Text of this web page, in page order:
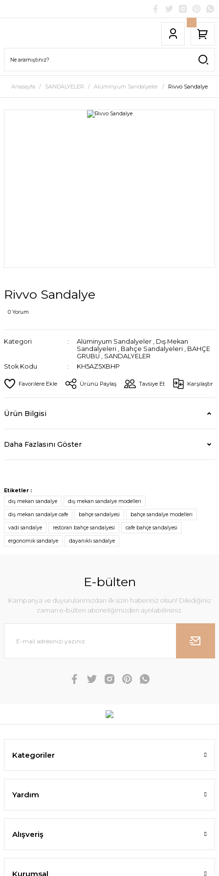
Anasayfa SANDALYELER Alüminyum Sandalyeler Rivvo Sandalye
Rivvo Sandalye
0 Yorum
Kategori Alüminyum Sandalyeler , Dış Mekan
Sandalyeleri , Bahçe Sandalyeleri , BAHÇE
GRUBU , SANDALYELER
Stok Kodu
KH5AZ5XBHP
Ürünü Paylaş Tavsiye Et Karşılaştır
Ürün Bilgisi
Daha Fazlasını Göster
Etiketler :
dış mekan sandalye
dış mekan sandalye modelleri
dış mekan sandalye cafe bahçe sandalyesi bahçe sandalye modelleri
vadi sandalye restoran bahçe sandalyesi cafe bahçe sandalyesi
ergonomik sandalye dayanıklı sandalye
E-bülten
Kampanya ve duyurularımızdan ilk sizin haberiniz olsun! Dilediğiniz
zaman e-bülten aboneliğimizden ayrılabilirsiniz.
Kategoriler
Yardım
Alışveriş
Kurumsal